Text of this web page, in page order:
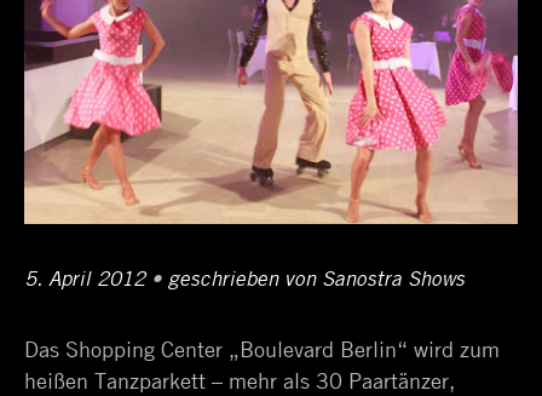
Posted
5. April 201212.
2017
• Author
geschrieben von Sanostra Shows
Das Shopping Center „Boulevard Berlin“ wird zum
heißen Tanzparkett – mehr als 30 Paartänzer,